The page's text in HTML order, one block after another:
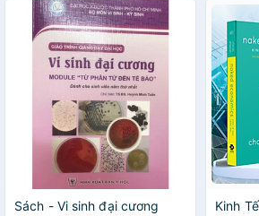
Sách - Vi sinh đại cương
Kinh